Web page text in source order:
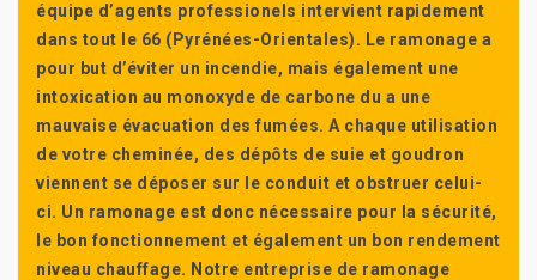
équipe d’agents professionels intervient rapidement
dans tout le 66 (Pyrénées-Orientales). Le ramonage a
pour but d’éviter un incendie, mais également une
intoxication au monoxyde de carbone du a une
mauvaise évacuation des fumées. A chaque utilisation
de votre cheminée, des dépôts de suie et goudron
viennent se déposer sur le conduit et obstruer celui-
ci. Un ramonage est donc nécessaire pour la sécurité,
le bon fonctionnement et également un bon rendement
niveau chauffage. Notre entreprise de ramonage